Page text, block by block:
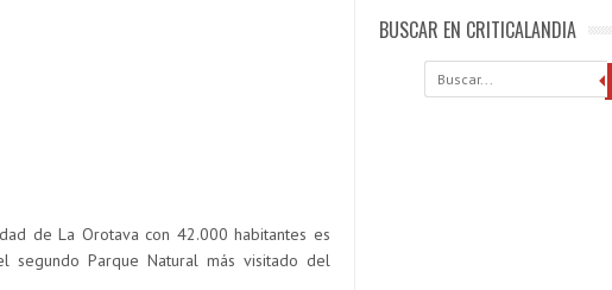
de La Orotava con 42.000 habitantes es
Parque Natural más visitado del
BUSCAR EN CRITICALANDIA
Buscar